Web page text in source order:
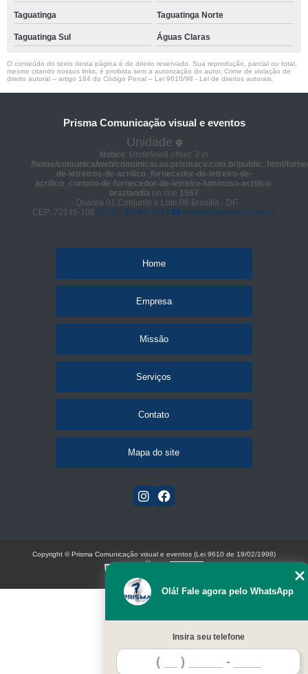
Taguatinga Taguatinga Norte
Taguatinga Sul Águas Claras
O conteúdo do texto desta página é de direito reservado. Sua reprodução, parcial ou total,
mesmo citando nossos links, é proibida sem a autorização do autor. Crime de violação de
direito autoral – artigo 184 do Código Penal – Lei 9610/98 - Lei de direitos autorais
Prisma Comunicação visual e eventos
Unidade
Notice: Undefined offset: 3 in
/home/comunica/web/comunicacao.prismacv.com.br/public_html/
de-letreiros-de-acrilico_fornecedor-de-letreiro-de-
acrilico_contato-de-fornecedor-de-letreiro-luminoso-acrilico-
brazlandia on line 1567
- Quadra 01 Conjunto e Lote 06 Brasília - DF
CEP: 72145-105
(61) 98664-2818 prisma@prismacv.com.br
Home
Empresa
Missão
Serviços
Contato
Mapa do site
Olá! Fale agora pelo WhatsApp
Insira seu telefone
Copyright © Prisma Comunicação visual e eventos (Lei 9610 de 19/02/1998)